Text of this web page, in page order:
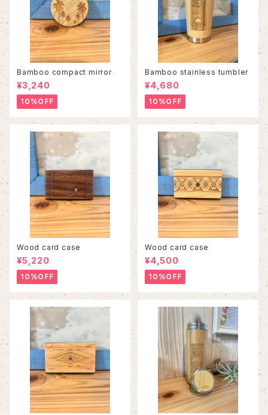
Bamboo compact mirror
¥3,240
10%OFF
Bamboo stainless tumbler
¥4,680
10%OFF
Wood card case
¥5,220
10%OFF
Wood card case
¥4,500
10%OFF